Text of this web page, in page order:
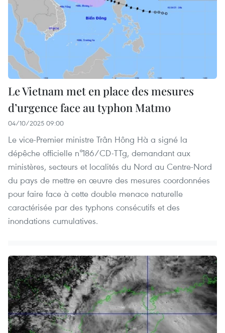
Le Vietnam met en place des mesures
d’urgence face au typhon Matmo
04/10/2025 09:00
Le vice-Premier ministre Trân Hông Hà a signé la
dépêche officielle n°186/CD-TTg, demandant aux
ministères, secteurs et localités du Nord au Centre-Nord
du pays de mettre en œuvre des mesures coordonnées
pour faire face à cette double menace naturelle
caractérisée par des typhons consécutifs et des
inondations cumulatives.